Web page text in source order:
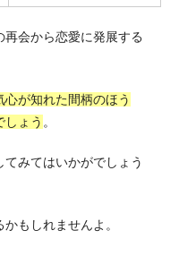
会から恋愛に発展する
心が知れた間柄のほう
しょう 。
みてはいかがでしょう
もしれませんよ。